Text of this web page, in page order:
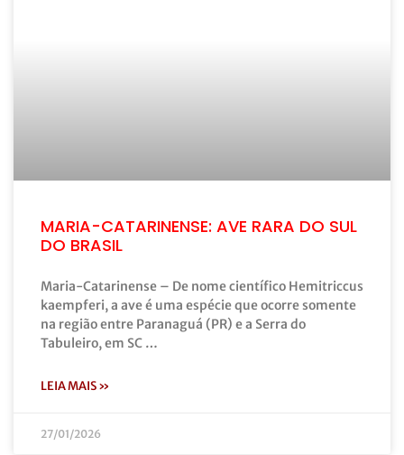
MARIA-CATARINENSE: AVE RARA DO SUL
DO BRASIL
Maria-Catarinense – De nome científico Hemitriccus
kaempferi, a ave é uma espécie que ocorre somente
na região entre Paranaguá (PR) e a Serra do
Tabuleiro, em SC …
LEIA MAIS »
27/01/2026